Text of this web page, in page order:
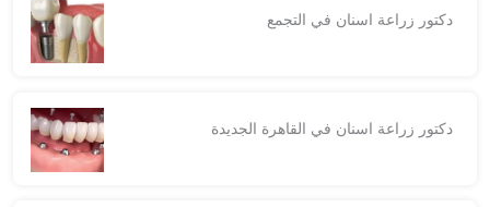
دكتور زراعة اسنان في التجمع
دكتور زراعة اسنان في القاهرة الجديدة